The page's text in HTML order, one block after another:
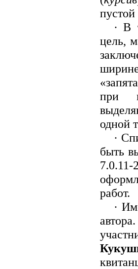
пустой
· В
цель,
при
одной
·
быть
7.0.11-
работ.
·